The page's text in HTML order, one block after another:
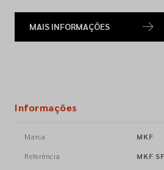
MAIS INFORMAÇÕES
Informações
Marca
Referência
MKF
MKF